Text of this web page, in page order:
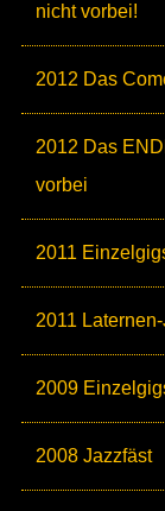
nicht vorbei!
2012 Das
2012 Das
vorbei
2011
2011
2009
2008 Jazzfäst